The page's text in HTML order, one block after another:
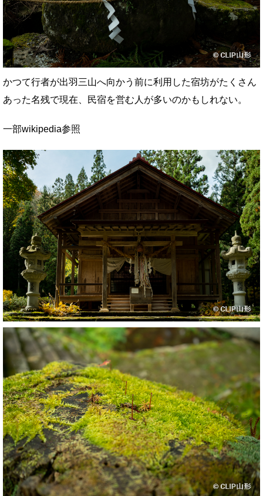
かつて行者が出羽三山へ向かう前に利用した宿坊がたくさん
あった名残で現在、民宿を営む人が多いのかもしれない。
一部wikipedia参照